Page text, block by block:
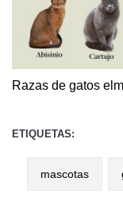
Razas de gatos
ETIQUETAS:
mascotas